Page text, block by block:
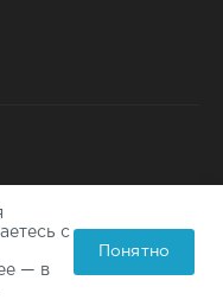
с
— в
Понятно